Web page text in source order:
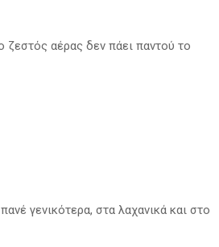
ζεστός αέρας δεν πάει παντού το
γενικότερα, στα λαχανικά και στο